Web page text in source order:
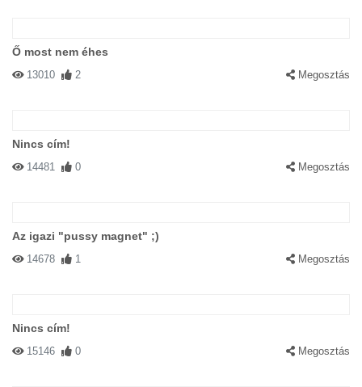
Ő most nem éhes
13010 2 Megosztás
Nincs cím!
14481 0 Megosztás
Az igazi "pussy magnet" ;)
14678 1 Megosztás
Nincs cím!
15146 0 Megosztás